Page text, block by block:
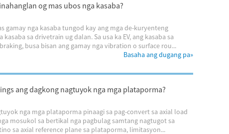
og mas ubos nga kasaba?
gamay nga kasaba tungod kay ang mga de-kuryenteng
sa drivetrain ug dalan. Sa usa ka EV, ang kasaba sa
busa bisan ang gamay nga vibration o surface rou...
Basaha ang dugang pa»
ang dagkong nagtuyok nga mga plataporma?
nga mga plataporma pinaagi sa pag-convert sa axial load
mosukol sa bertikal nga pagbulag samtang nagtugot sa
sa axial reference plane sa plataporma, limitasyon...